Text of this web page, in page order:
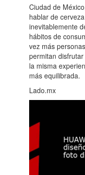
Ciudad de
hablar de
inevitablemente
hábitos de
vez más
permitan
la misma
más equilibrada.
Lado.mx